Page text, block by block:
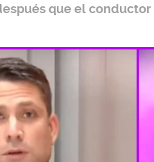
que el